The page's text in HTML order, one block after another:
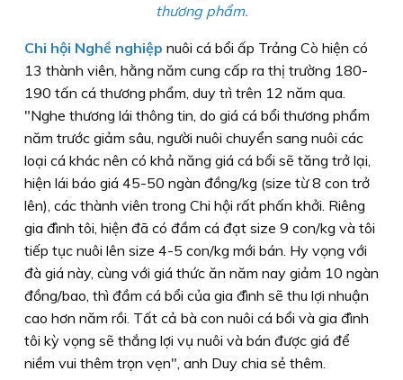
thương phẩm.
Chi hội Nghề nghiệp nuôi cá bổi ấp Trảng Cò hiện có
13 thành viên, hằng năm cung cấp ra thị trường 180-
190 tấn cá thương phẩm, duy trì trên 12 năm qua.
"Nghe thương lái thông tin, do giá cá bổi thương phẩm
năm trước giảm sâu, người nuôi chuyển sang nuôi các
loại cá khác nên có khả năng giá cá bổi sẽ tăng trở lại,
hiện lái báo giá 45-50 ngàn đồng/kg (size từ 8 con trở
lên), các thành viên trong Chi hội rất phấn khởi. Riêng
gia đình tôi, hiện đã có đầm cá đạt size 9 con/kg và tôi
tiếp tục nuôi lên size 4-5 con/kg mới bán. Hy vọng với
đà giá này, cùng với giá thức ăn năm nay giảm 10 ngàn
đồng/bao, thì đầm cá bổi của gia đình sẽ thu lợi nhuận
cao hơn năm rồi. Tất cả bà con nuôi cá bổi và gia đình
tôi kỳ vọng sẽ thắng lợi vụ nuôi và bán được giá để
niềm vui thêm trọn vẹn", anh Duy chia sẻ thêm.